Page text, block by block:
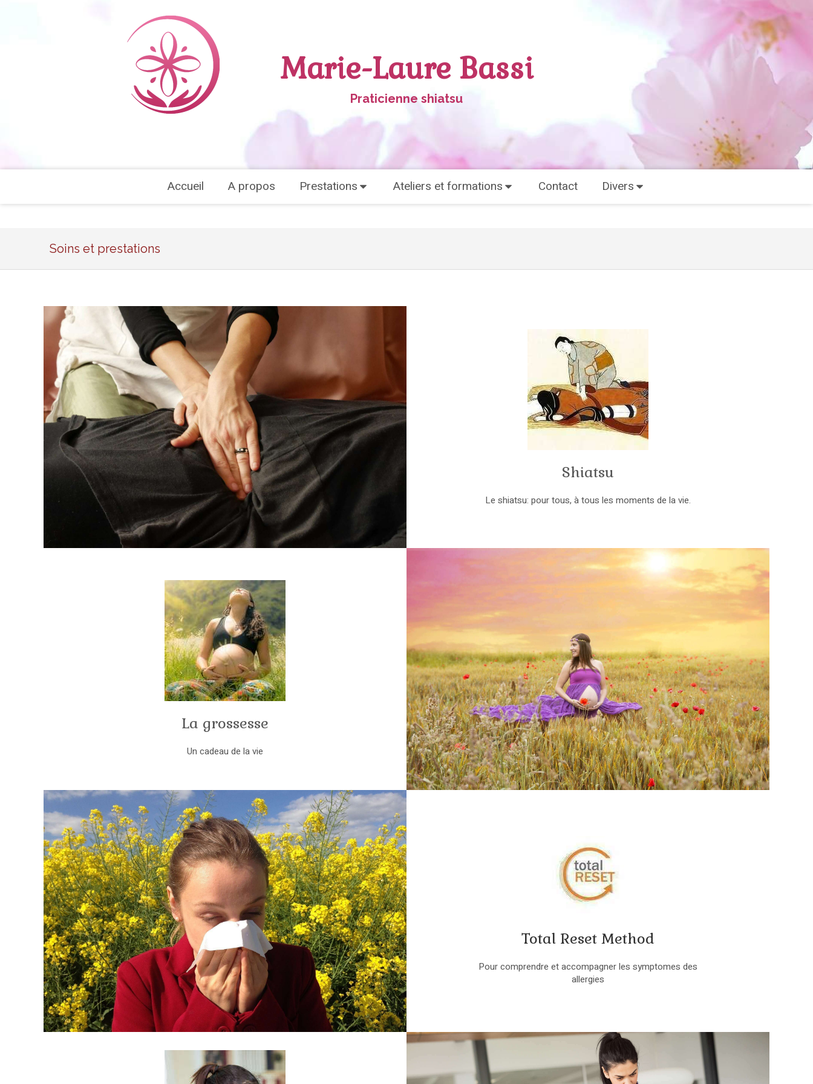
Marie-Laure Bassi
Praticienne shiatsu
Accueil A propos Prestations Ateliers et formations Contact Divers
Soins et prestations
Shiatsu
Le shiatsu: pour tous, à tous les moments de la vie.
La grossesse
Un cadeau de la vie
Total Reset Method
Pour comprendre et accompagner les symptomes des
allergies